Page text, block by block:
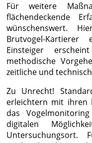
Für weitere
flächendeckende
wünschenswert.
Brutvogel-
Einsteiger
methodische
zeitliche und
Zu Unrecht!
erleichtern mit ihren
das
digitalen